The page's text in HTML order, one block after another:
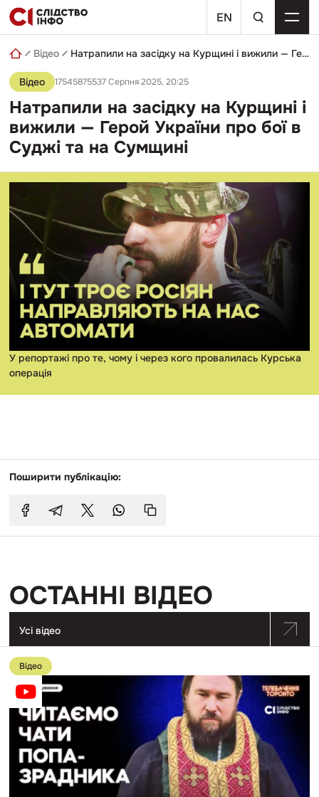
Skip
to
content
EN
пошуковий
запит
Відео Натрапили на засідку на Курщині і вижили — Герой України про бої в Суджі та на Сумщині
Відео 17545875537 Серпня 2025, 20:25
Натрапили на засідку на Курщині і
вижили — Герой України про бої в
Суджі та на Сумщині
У репортажі про те, чому і через кого провалилась Курська
операція
Поширити публікацію:
ОСТАННІ ВІДЕО
Усі відео
Перейти
до
публікації
Злив
чатів
попа-
зрадника:
знайшли,
ФСБ
вербує
священників
Відео